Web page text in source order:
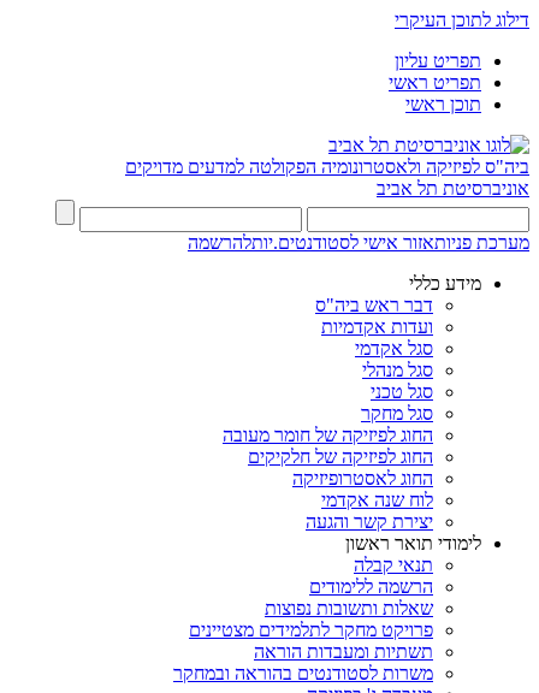
דילוג לתוכן העיקרי
תפריט עליון
תפריט ראשי
תוכן ראשי
ביה"ס לפיזיקה ולאסטרונומיה הפקולטה למדעים מדויקים
אוניברסיטת תל אביב
מערכת פניותאזור אישי לסטודנטים.יותלהרשמה
מידע כללי
דבר ראש ביה"ס
ועדות אקדמיות
סגל אקדמי
סגל מנהלי
סגל טכני
סגל מחקר
החוג לפיזיקה של חומר מעובה
החוג לפיזיקה של חלקיקים
החוג לאסטרופיזיקה
לוח שנה אקדמי
יצירת קשר והגעה
לימודי תואר ראשון
תנאי קבלה
הרשמה ללימודים
שאלות ותשובות נפוצות
פרויקט מחקר לתלמידים מצטיינים
תשתיות ומעבדות הוראה
משרות לסטודנטים בהוראה ובמחקר